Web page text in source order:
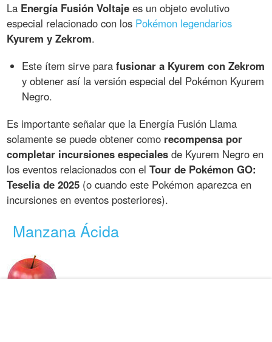
La Energía Fusión Voltaje es un objeto evolutivo
especial relacionado con los Pokémon legendarios
Kyurem y Zekrom.
Este ítem sirve parafusionar a Kyurem con Zekrom
y obtener así la versión especial del Pokémon Kyurem
Negro.
Es importante señalar que la Energía Fusión Llama
solamente se puede obtener como recompensa por
completar incursiones especiales de Kyurem Negro en
los eventos relacionados con elTour de Pokémon GO:
Teselia de 2025 (o cuando este Pokémon aparezca en
incursiones en eventos posteriores).
Manzana Ácida